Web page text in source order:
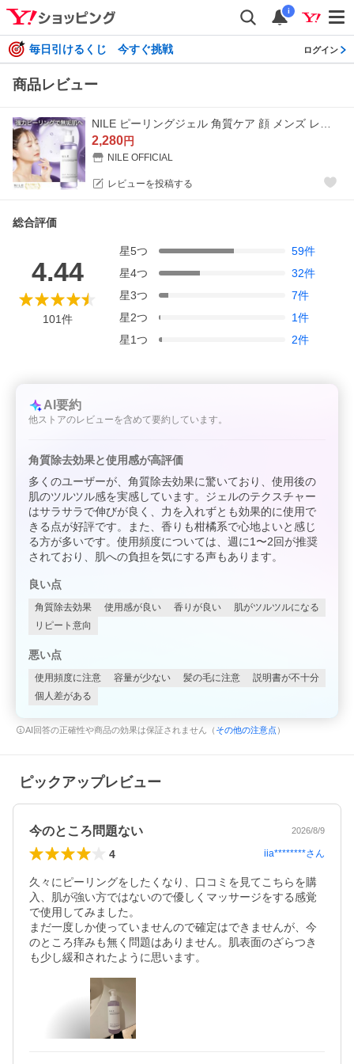
i
毎日引けるくじ 今すぐ挑戦 ログイン
商品レビュー
2,280円
NILE OFFICIAL
レビューを投稿する
総合評価
4.44
101件
星5つ 59件
星4つ 32件
星3つ 7件
星2つ 1件
星1つ 2件
AI要約
他ストアのレビューを含めて要約しています。
角質除去効果と使用感が高評価
多くのユーザーが、角質除去効果に驚いており、使用後の
肌のツルツル感を実感しています。ジェルのテクスチャー
はサラサラで伸びが良く、力を入れずとも効果的に使用で
きる点が好評です。また、香りも柑橘系で心地よいと感じ
る方が多いです。使用頻度については、週に1〜2回が推奨
されており、肌への負担を気にする声もあります。
良い点
角質除去効果 使用感が良い 香りが良い
肌がツルツルになる
リピート意向
悪い点
使用頻度に注意 容量が少ない 髪の毛に注意
説明書が不十分
個人差がある
AI回答の正確性や商品の効果は保証されません（ その他の注意点 ）
ピックアップレビュー
今のところ問題ない 2026/8/9
4 iia********さん
久々にピーリングをしたくなり、口コミを見てこちらを購
入、肌が強い方ではないので優しくマッサージをする感覚
で使用してみました。
まだ一度しか使っていませんので確定はできませんが、今
のところ痒みも無く問題はありません。肌表面のざらつき
も少し緩和されたように思います。